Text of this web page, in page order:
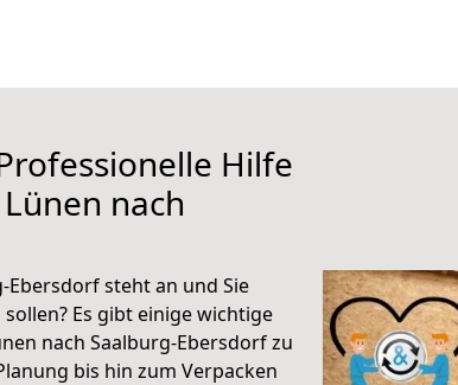
Hilfe
nach
Ebersdorf steht an und Sie
Es gibt einige wichtige
nach Saalburg-Ebersdorf zu
bis hin zum Verpacken